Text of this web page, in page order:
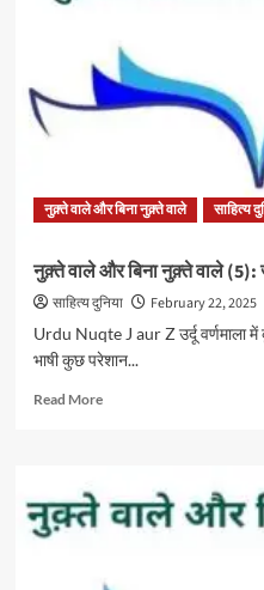
वाले
(6):
क्या
नुक़्ते वाले और बिना नुक़्ते वाले साहित्य
नुक़्ते वाले और बिना नुक़्ते वाले
साहित्य दुनिया February 22, 2025
Urdu Nuqte J aur Z उर्दू वर्णमाला
भाषी कुछ परेशान...
Read MoreRead
और
बिना